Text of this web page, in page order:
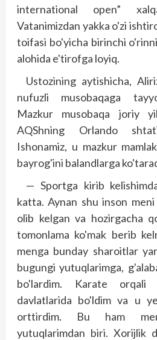
international open”
Vatanimizdan yakka o'zi
toifasi bo'yicha birinchi
alohida e'tirofga loyiq.
Ustozining aytishicha,
nufuzli musobaqaga
Mazkur musobaqa joriy
AQShning Orlando
Ishonamiz, u mazkur
bayrog'ini balandlarga
— Sportga kirib
katta. Aynan shu inson
olib kelgan va hozirgacha
tomonlama ko'mak berib
menga bunday sharoitlar
bugungi yutuqlarimga,
bo'lardim. Karate orqali
davlatlarida bo'ldim va u
orttirdim. Bu ham
yutuqlarimdan biri. Xorijlik